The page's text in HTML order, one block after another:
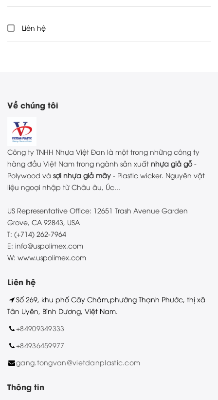
Liên hệ
Về chúng tôi
Công ty TNHH Nhựa Việt Đan là một trong những công ty
hàng đầu Việt Nam trong ngành sản xuất nhựa giả gỗ-
Polywood và sợi nhựa giả mây - Plastic wicker. Nguyên vật
liệu ngoại nhập từ Châu âu, Úc...
US Representative Office: 12651 Trash Avenue Garden
Grove, CA 92843, USA
T: (+714) 262-7964
E: info@uspolimex.com
W: www.uspolimex.com
Liên hệ
Số 269, khu phố Cây Chàm,phường Thạnh Phước, thị xã
Tân Uyên, Bình Dương, Việt Nam.
+84909349333
+84936459977
gang.tongvan@vietdanplastic.com
Thông tin